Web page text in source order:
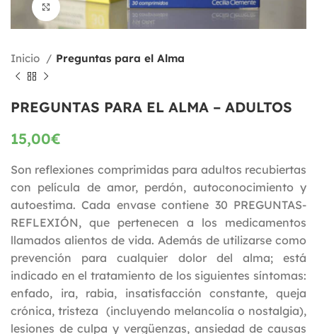
Click to enlarge
Inicio Preguntas para el Alma
PREGUNTAS PARA EL ALMA – ADULTOS
15,00€
Son reflexiones comprimidas para adultos recubiertas
con película de amor, perdón, autoconocimiento y
autoestima. Cada envase contiene 30 PREGUNTAS-
REFLEXIÓN, que pertenecen a los medicamentos
llamados alientos de vida. Además de utilizarse como
prevención para cualquier dolor del alma; está
indicado en el tratamiento de los siguientes síntomas:
enfado, ira, rabia, insatisfacción constante, queja
crónica, tristeza (incluyendo melancolía o nostalgia),
lesiones de culpa y vergüenzas, ansiedad de causas